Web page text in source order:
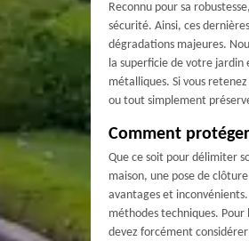
Reconnu pour sa
sécurité. Ainsi, ces
dégradations majeures.
la superficie de votre jardin
métalliques. Si vous
ou tout simplement
Comment
Que ce soit pour délimiter
maison, une pose de
avantages et
méthodes techniques.
devez forcément